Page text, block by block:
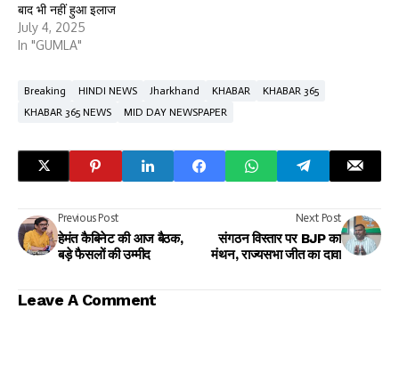
बाद भी नहीं हुआ इलाज
July 4, 2025
In "GUMLA"
Breaking HINDI NEWS Jharkhand KHABAR
KHABAR 365
KHABAR 365 NEWS
MID DAY NEWSPAPER
Previous Post
हेमंत कैबिनेट की आज बैठक,
बड़े फैसलों की उम्मीद
Next Post
संगठन विस्तार पर BJP का
मंथन, राज्यसभा जीत का दावा
Leave A Comment